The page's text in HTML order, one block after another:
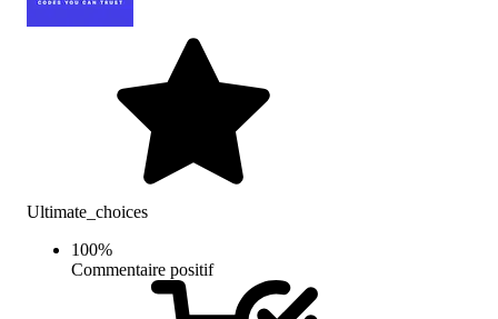
Ultimate_choices
100%
Commentaire positif